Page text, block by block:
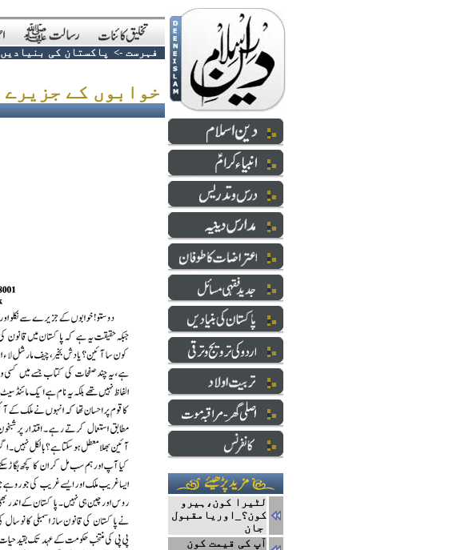
فہرست -> پاکستان کی بنیادیں
خوابوں کے جزیرے میں
لٹیرا کون،ہیرو
کون؟_اوریامقبول
جان
آپ کی قیمت کون